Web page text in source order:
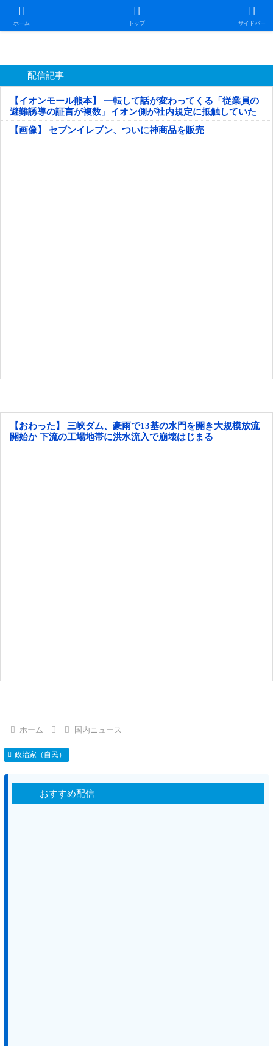
ホーム トップ サイドバー
日本第一！ニュース録
配信記事
【イオンモール熊本】 一転して話が変わってくる「従業員の
避難誘導の証言が複数」イオン側が社内規定に抵触していた
疑い
【画像】 セブンイレブン、ついに神商品を販売
【おわった】 三峡ダム、豪雨で13基の水門を開き大規模放流
開始か 下流の工場地帯に洪水流入で崩壊はじまる
ホーム 国内ニュース
政治家（自民）
おすすめ配信